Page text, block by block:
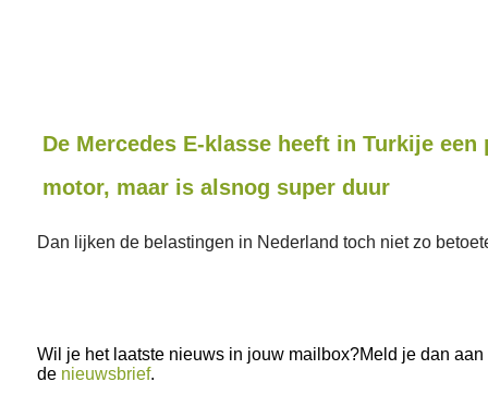
De Mercedes E-klasse heeft in Turkije een
motor, maar is alsnog super duur
Dan lijken de belastingen in Nederland toch niet zo
Wil je het laatste nieuws in jouw mailbox?Meld je dan aan
de nieuwsbrief.